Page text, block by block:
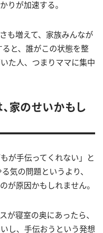
りが加速する。
も増えて、家族みんなが
と、誰がこの状態を整
た人、つまりママに集中
家のせいかもし
が手伝ってくれない」と
気の問題というより、
が原因かもしれません。
が寝室の奥にあったら、
し、手伝おうという発想